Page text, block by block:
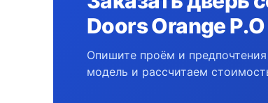
Doors Orange P.O
Опишите проём и
модель и рассчитаем